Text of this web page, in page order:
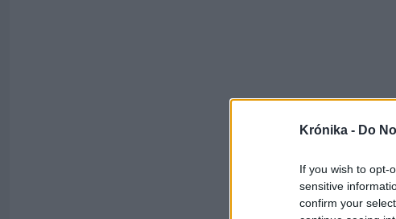
Krónika - Do
If you wish to opt-
sensitive
confirm your